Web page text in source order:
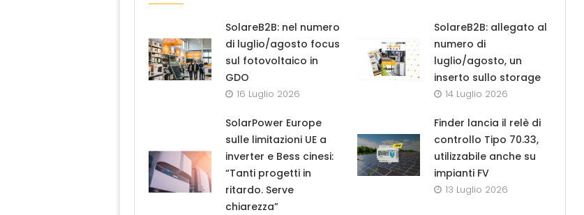
SolareB2B: nel numero
di luglio/agosto focus
sul fotovoltaico in
GDO
16 Luglio 2026
SolareB2B: allegato al
numero di
luglio/agosto, un
inserto sullo storage
14 Luglio 2026
SolarPower Europe
sulle limitazioni UE a
inverter e Bess cinesi:
“Tanti progetti in
ritardo. Serve
chiarezza”
Finder lancia il relè di
controllo Tipo 70.33,
utilizzabile anche su
impianti FV
13 Luglio 2026